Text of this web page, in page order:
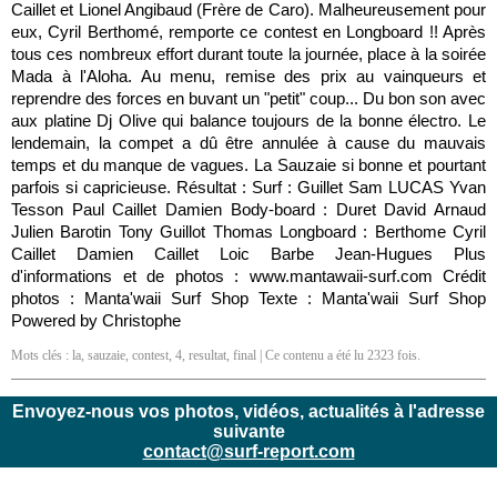
Caillet et Lionel Angibaud (Frère de Caro). Malheureusement pour
eux, Cyril Berthomé, remporte ce contest en Longboard !! Après
tous ces nombreux effort durant toute la journée, place à la soirée
Mada à l'Aloha. Au menu, remise des prix au vainqueurs et
reprendre des forces en buvant un "petit" coup... Du bon son avec
aux platine Dj Olive qui balance toujours de la bonne électro. Le
lendemain, la compet a dû être annulée à cause du mauvais
temps et du manque de vagues. La Sauzaie si bonne et pourtant
parfois si capricieuse. Résultat : Surf : Guillet Sam LUCAS Yvan
Tesson Paul Caillet Damien Body-board : Duret David Arnaud
Julien Barotin Tony Guillot Thomas Longboard : Berthome Cyril
Caillet Damien Caillet Loic Barbe Jean-Hugues Plus
d'informations et de photos : www.mantawaii-surf.com Crédit
photos : Manta'waii Surf Shop Texte : Manta'waii Surf Shop
Powered by Christophe
Mots clés : la, sauzaie, contest, 4, resultat, final | Ce contenu a été lu 2323 fois.
Envoyez-nous vos photos, vidéos, actualités à l'adresse
suivante
contact@surf-report.com